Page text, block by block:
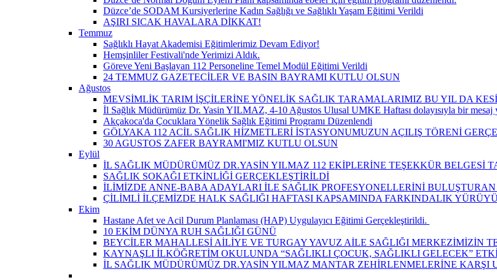
Düzce’de SODAM Kursiyerlerine Kadın Sağlığı ve Sağlıklı Yaşam Eğitimi Verildi
AŞIRI SICAK HAVALARA DİKKAT!
Temmuz
Sağlıklı Hayat Akademisi Eğitimlerimiz Devam Ediyor!
Hemşinliler Festivali'nde Yerimizi Aldık.
Göreve Yeni Başlayan 112 Personeline Temel Modül Eğitimi Verildi
24 TEMMUZ GAZETECİLER VE BASIN BAYRAMI KUTLU OLSUN
Ağustos
MEVSİMLİK TARIM İŞÇİLERİNE YÖNELİK SAĞLIK TARAMALARIMIZ BU YIL DA
İl Sağlık Müdürümüz Dr. Yasin YILMAZ, 4-10 Ağustos Ulusal UMKE Haftası dolayısıyla bir mesaj
Akçakoca'da Çocuklara Yönelik Sağlık Eğitimi Programı Düzenlendi
GÖLYAKA 112 ACİL SAĞLIK HİZMETLERİ İSTASYONUMUZUN AÇILIŞ TÖRENİ
30 AGUSTOS ZAFER BAYRAMI'MIZ KUTLU OLSUN
Eylül
İL SAĞLIK MÜDÜRÜMÜZ DR.YASİN YILMAZ 112 EKİPLERİNE TEŞEKKÜR BELGESİ
SAĞLIK SOKAĞI ETKİNLİĞİ GERÇEKLEŞTİRİLDİ
İLİMİZDE ANNE-BABA ADAYLARI İLE SAĞLIK PROFESYONELLERİNİ
ÇİLİMLİ İLÇEMİZDE HALK SAĞLIĞI HAFTASI KAPSAMINDA FARKINDALIK
Ekim
Hastane Afet ve Acil Durum Planlaması (HAP) Uygulayıcı Eğitimi Gerçekleştirildi. ​
10 EKİM DÜNYA RUH SAĞLIĞI GÜNÜ
BEYCİLER MAHALLESİ AİLİYE VE TURGAY YAVUZ AİLE SAĞLIĞI MERKEZİMİZİN
KAYNAŞLI İLKÖĞRETİM OKULUNDA “SAĞLIKLI ÇOCUK, SAĞLIKLI GELECEK”
İL SAĞLIK MÜDÜRÜMÜZ DR.YASİN YILMAZ MANTAR ZEHİRLENMELERİNE KARŞI